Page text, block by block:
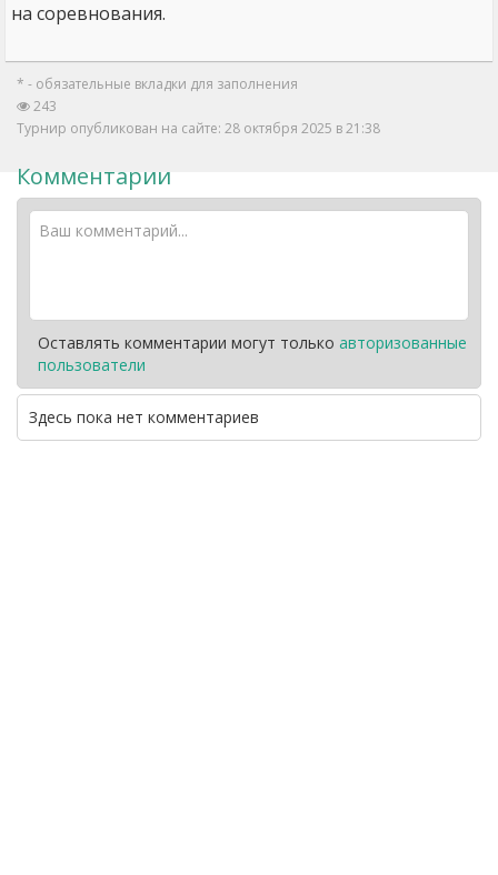
на соревнования.
* - обязательные вкладки для заполнения
243
Турнир опубликован на сайте: 28 октября 2025 в 21:38
Комментарии
Оставлять комментарии могут только авторизованные
пользователи
Здесь пока нет комментариев